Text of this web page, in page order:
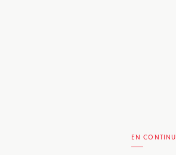
EN CONTINU